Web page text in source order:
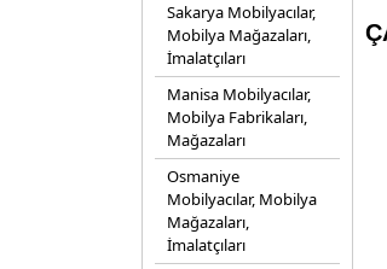
Sakarya Mobilyacılar,
Mobilya Mağazaları,
İmalatçıları
Manisa Mobilyacılar,
Mobilya Fabrikaları,
Mağazaları
Osmaniye
Mobilyacılar, Mobilya
Mağazaları,
İmalatçıları